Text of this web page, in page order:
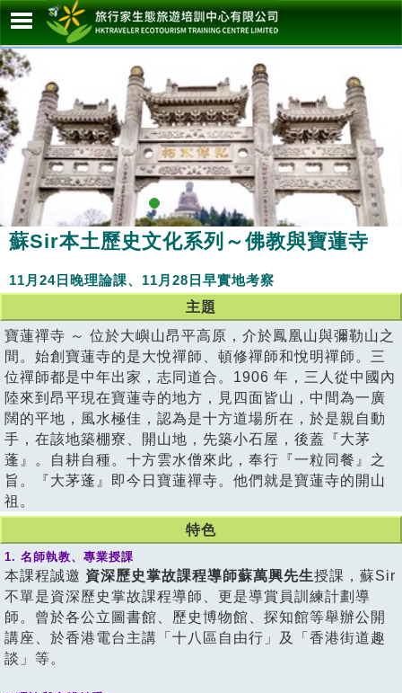
蘇Sir本土歷史文化系列～佛教與寶蓮寺
11月24日晚理論課、11月28日早實地考察
主題
寶蓮禪寺 ～ 位於大嶼山昂平高原，介於鳳凰山與彌勒山之
間。始創寶蓮寺的是大悅禪師、頓修禪師和悅明禪師。三
位禪師都是中年出家，志同道合。1906 年，三人從中國內
陸來到昂平現在寶蓮寺的地方，見四面皆山，中間為一廣
闊的平地，風水極佳，認為是十方道場所在，於是親自動
手，在該地築棚寮、開山地，先築小石屋，後蓋『大茅
蓬』。自耕自種。十方雲水僧來此，奉行『一粒同餐』之
旨。『大茅蓬』即今日寶蓮禪寺。他們就是寶蓮寺的開山
祖。
特色
1. 名師執教、專業授課
本課程誠邀 資深歷史掌故課程導師蘇萬興先生授課，蘇Sir
不單是資深歷史掌故課程導師、更是導賞員訓練計劃導
師。曾於各公立圖書館、歷史博物館、探知館等舉辦公開
講座、於香港電台主講「十八區自由行」及「香港街道趣
談」等。